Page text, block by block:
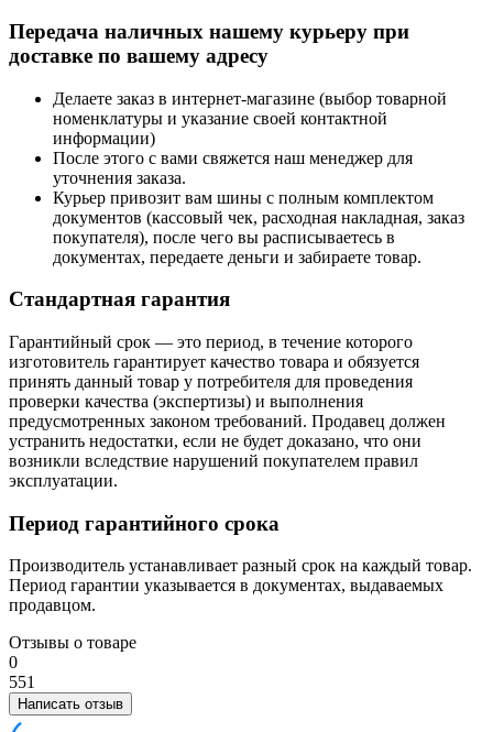
Передача наличных нашему курьеру при
доставке по вашему адресу
Делаете заказ в интернет-магазине (выбор товарной
номенклатуры и указание своей контактной
информации)
После этого с вами свяжется наш менеджер для
уточнения заказа.
Курьер привозит вам шины с полным комплектом
документов (кассовый чек, расходная накладная, заказ
покупателя), после чего вы расписываетесь в
документах, передаете деньги и забираете товар.
Стандартная гарантия
Гарантийный срок — это период, в течение которого
изготовитель гарантирует качество товара и обязуется
принять данный товар у потребителя для проведения
проверки качества (экспертизы) и выполнения
предусмотренных законом требований. Продавец должен
устранить недостатки, если не будет доказано, что они
возникли вследствие нарушений покупателем правил
эксплуатации.
Период гарантийного срока
Производитель устанавливает разный срок на каждый товар.
Период гарантии указывается в документах, выдаваемых
продавцом.
Отзывы о товаре
0
551
Написать отзыв